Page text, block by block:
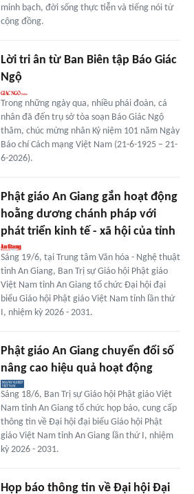
minh bạch, đời sống thực tiễn và tiếng nói từ
cộng đồng.
Lời tri ân từ Ban Biên tập Báo Giác
Ngộ
Trong những ngày qua, nhiều phái đoàn, cá
nhân đã đến trụ sở tòa soạn Báo Giác Ngộ
thăm, chúc mừng nhân Kỷ niệm 101 năm Ngày
Báo chí Cách mạng Việt Nam (21-6-1925 – 21-
6-2026).
Phật giáo An Giang gắn hoạt động
hoằng dương chánh pháp với
phát triển kinh tế - xã hội của tỉnh
Sáng 19/6, tại Trung tâm Văn hóa - Nghệ thuật
tỉnh An Giang, Ban Trị sự Giáo hội Phật giáo
Việt Nam tỉnh An Giang tổ chức Đại hội đại
biểu Giáo hội Phật giáo Việt Nam tỉnh lần thứ
I, nhiệm kỳ 2026 - 2031.
Phật giáo An Giang chuyển đổi số
nâng cao hiệu quả hoạt động
Sáng 18/6, Ban Trị sự Giáo hội Phật giáo Việt
Nam tỉnh An Giang tổ chức họp báo, cung cấp
thông tin về Đại hội đại biểu Giáo hội Phật
giáo Việt Nam tỉnh An Giang lần thứ I, nhiệm
kỳ 2026 - 2031.
Họp báo thông tin về Đại hội Đại